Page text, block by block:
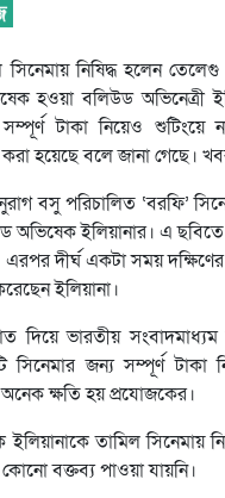
নিষিদ্ধ হলেন তেলেগু
হওয়া বলিউড অভিনেত্রী
টাকা নিয়েও
করা হয়েছে বলে জানা গেছে।
বসু পরিচালিত ‘বরফি’
অভিষেক ইলিয়ানার। এ
এরপর দীর্ঘ একটা সময়
ইলিয়ানা।
দিয়ে ভারতীয় সংবাদমাধ্যম
সিনেমার জন্য সম্পূর্ণ টাকা
ক্ষতি হয় প্রযোজকের।
তামিল সিনেমায়
বক্তব্য পাওয়া যায়নি।